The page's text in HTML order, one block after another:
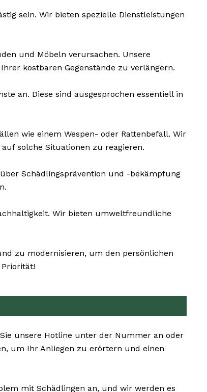
sein. Wir bieten spezielle Dienstleistungen
und Möbeln verursachen. Unsere
kostbaren Gegenstände zu verlängern.
an. Diese sind ausgesprochen essentiell in
wie einem Wespen- oder Rattenbefall. Wir
solche Situationen zu reagieren.
Schädlingsprävention und -bekämpfung
Wir bieten umweltfreundliche
zu modernisieren, um den persönlichen
unsere Hotline unter der Nummer an oder
um Ihr Anliegen zu erörtern und einen
mit Schädlingen an, und wir werden es